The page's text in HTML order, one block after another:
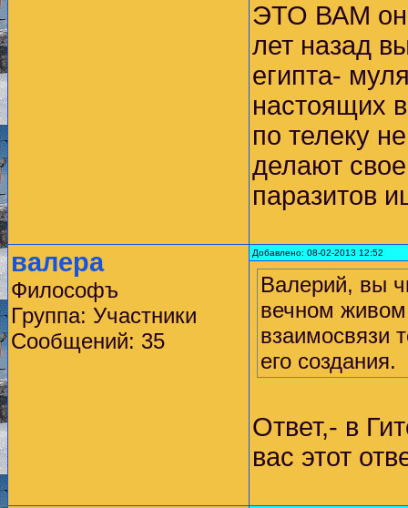
ЭТО ВАМ
лет назад
египта-
настоящих
по телеку
делают
паразитов
валера
Философъ
Группа: Участники
Сообщений: 35
Добавлено: 08-02-2013 12:52
Валерий, вы
вечном живом
взаимосвязи
его создания.
Ответ,- в
вас этот